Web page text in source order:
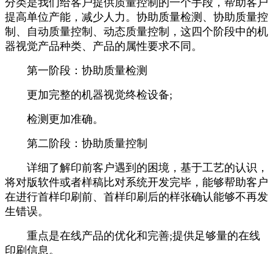
分类是我们给客户提供质量控制的一个手段，帮助客户
提高单位产能，减少人力。协助质量检测、协助质量控
制、自动质量控制、动态质量控制，这四个阶段中的机
器视觉产品种类、产品的属性要求不同。
第一阶段：协助质量检测
更加完整的机器视觉终检设备;
检测更加准确。
第二阶段：协助质量控制
详细了解印前客户遇到的困境，基于工艺的认识，
将对版软件或者样稿比对系统开发完毕，能够帮助客户
在进行首样印刷前、首样印刷后的样张确认能够不再发
生错误。
重点是在线产品的优化和完善;提供足够量的在线
印刷信息。